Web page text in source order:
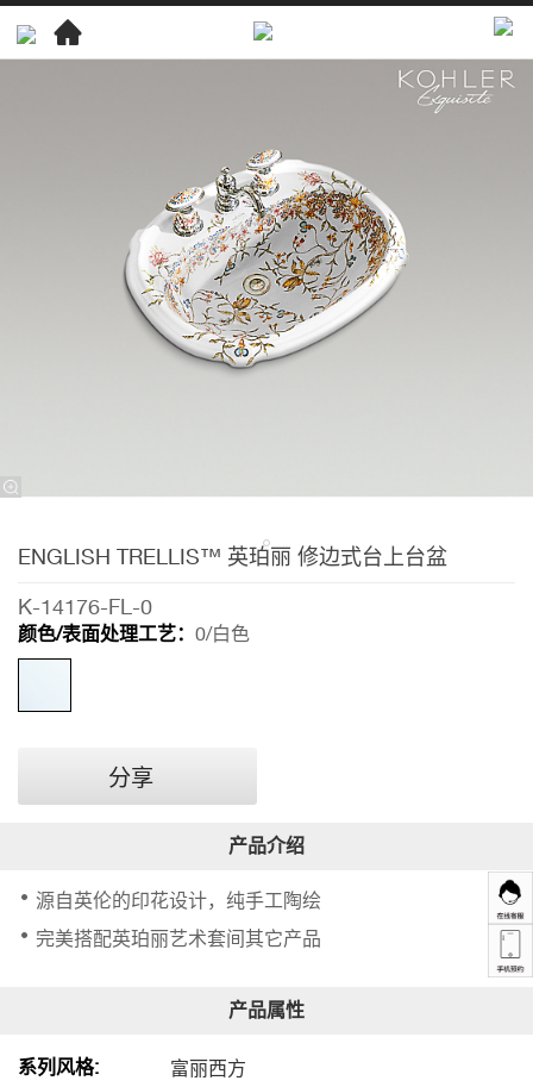
丽
TRELLIS™
英
丽
式
ENGLISH TRELLIS™ 英珀丽 修边式台上台盆
K-14176-FL-0
颜色/表面处理工艺： 0/白色
分享
源自英伦的印花设计，纯手工陶绘
完美搭配英珀丽艺术套间其它产品
系列风格:
富丽西方